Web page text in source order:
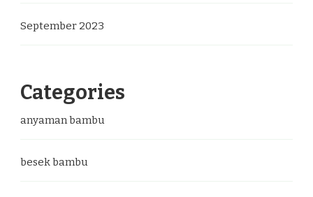
September 2023
Categories
anyaman bambu
besek bambu